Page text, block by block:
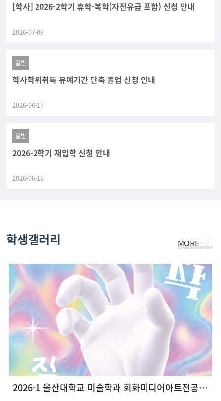
[학사] 2026-2학기 휴학·복학(자진유급 포함) 신청 안내
2026-07-09
일반
학사학위취득 유예기간 단축 졸업 신청 안내
2026-06-17
일반
2026-2학기 재입학 신청 안내
2026-06-16
학생갤러리 MORE
2026-1 울산대학교 미술학과 회화미디어아트전공 대학원 그룹전<호작질>